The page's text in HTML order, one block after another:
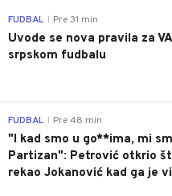
FUDBAL Pre 31 min
Uvode se nova pravila za
srpskom fudbalu
FUDBAL Pre 48 min
"I kad smo u go**ima, mi
Partizan": Petrović otkrio
rekao Jokanović kad ga je